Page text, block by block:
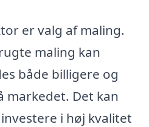
er valg af maling.
maling kan
både billigere og
markedet. Det kan
i høj kvalitet